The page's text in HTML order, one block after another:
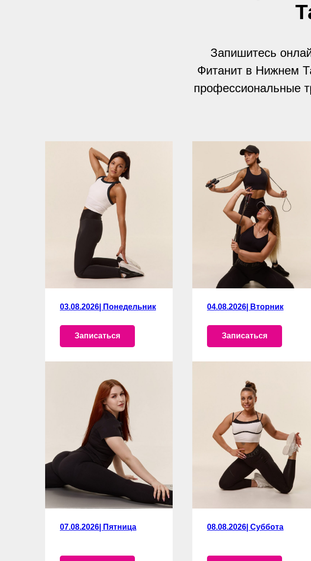
Запишитесь
Фитанит в Нижнем
профессиональные
03.08.2026| Понедельник
Записаться
04.08.2026| Вторник
Записаться
07.08.2026| Пятница 08.08.2026| Суббота